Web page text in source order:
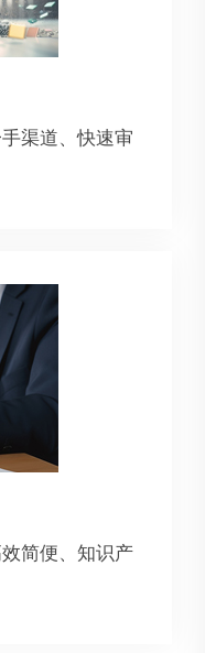
渠道、快速审
简便、知识产